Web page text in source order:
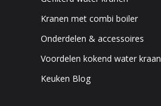
Kranen met combi boiler
Onderdelen & accessoires
Voordelen kokend water kraan
Keuken Blog